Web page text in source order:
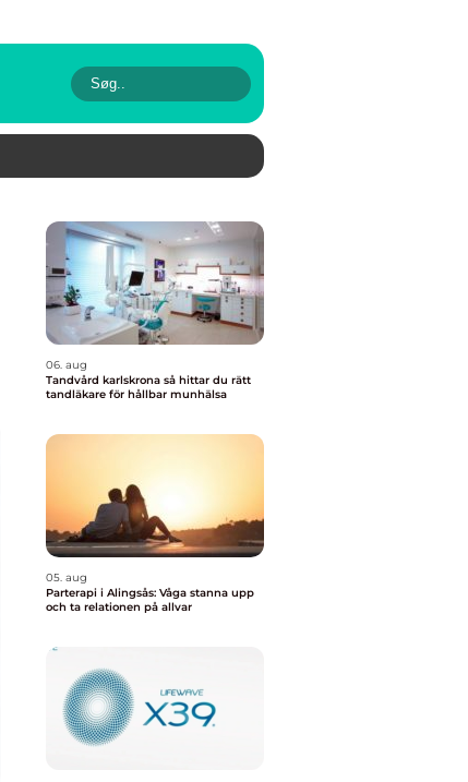
06. aug
Tandvård karlskrona så hittar du rätt
tandläkare för hållbar munhälsa
05. aug
Parterapi i Alingsås: Våga stanna upp
och ta relationen på allvar